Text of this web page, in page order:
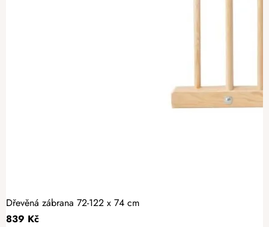
Dřevěná zábrana 72-122 x 74 cm
839 Kč